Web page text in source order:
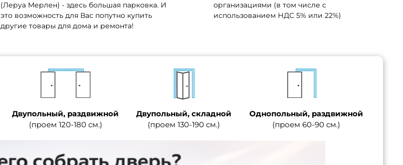
(Леруа Мерлен) - здесь большая парковка. И
это возможность для Вас попутно купить
другие товары для дома и ремонта!
организациями (в том числе с
использованием НДС 5% или 22%)
Двупольный, раздвижной
(проем 120-180 см.)
Двупольный, складной
(проем 130-190 см.)
Однопольный, раздвижной
(проем 60-90 см.)